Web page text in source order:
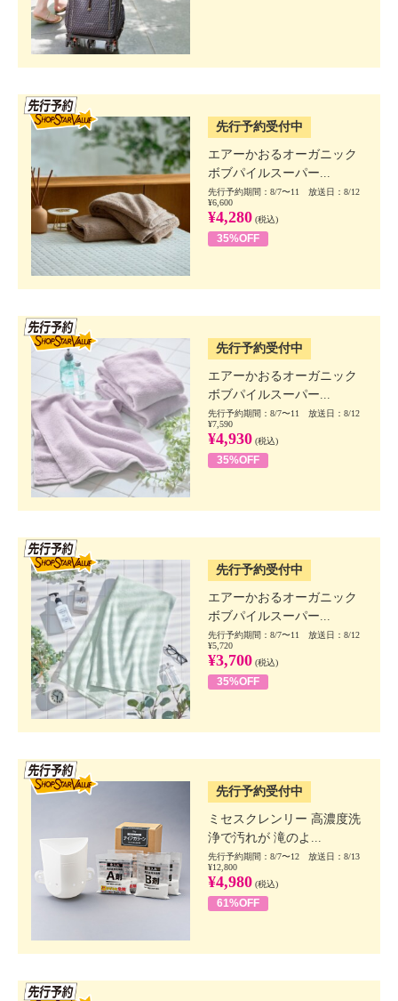
先行予約受付中
エアーかおるオーガニック
ボブパイルスーパー...
先行予約期間：8/7〜11 放送日：8/12
¥6,600
¥4,280 (税込)
35%OFF
先行予約受付中
エアーかおるオーガニック
ボブパイルスーパー...
先行予約期間：8/7〜11 放送日：8/12
¥7,590
¥4,930 (税込)
35%OFF
先行予約受付中
エアーかおるオーガニック
ボブパイルスーパー...
先行予約期間：8/7〜11 放送日：8/12
¥5,720
¥3,700 (税込)
35%OFF
先行予約受付中
ミセスクレンリー 高濃度洗
浄で汚れが 滝のよ...
先行予約期間：8/7〜12 放送日：8/13
¥12,800
¥4,980 (税込)
61%OFF